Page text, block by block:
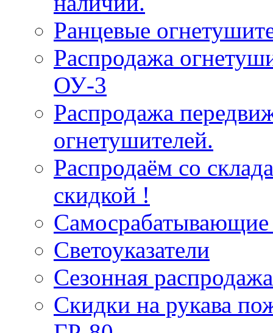
Ранцевые
Распродажа
ОУ-3
Распродажа
огнетушителей.
Распродаём со
скидкой !
Самосрабатывающие
Светоуказатели
Сезонная
Скидки на рукава